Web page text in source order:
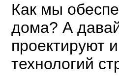
Как мы
дома? А
проектируют
технологий